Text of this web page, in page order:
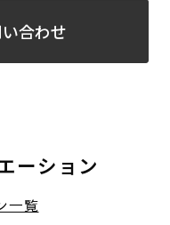
合わせ
ーション
一覧